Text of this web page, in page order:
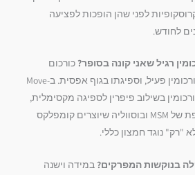
לפני שהן הופכות לפציעה
לחודש.
רגיל שאני קונה בסופר? כורכום
וספיגתו בגוף אפסית.
ב-Move
ויותר מזה – יש כאן תוספת של MSM ובוסווליה שיוצרים קומפלקס
"רק" נוגד חמצון כללי.
בנוקשות המפרקים? במידה וישנה